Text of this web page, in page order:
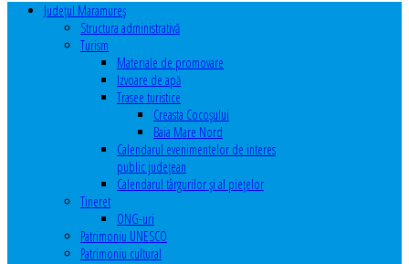
Judeţul Maramureş
Structura administrativă
Turism
Materiale de promovare
Izvoare de apă
Trasee turistice
Creasta Cocoșului
Baia Mare Nord
Calendarul evenimentelor de interes
public judeţean
Calendarul târgurilor şi al pieţelor
Tineret
ONG-uri
Patrimoniu UNESCO
Patrimoniu cultural